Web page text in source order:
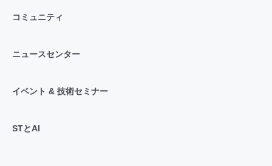
コミュニティ
ニュースセンター
イベント & 技術セミナー
STとAI